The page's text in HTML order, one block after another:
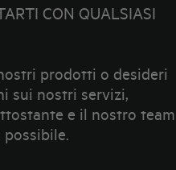
CON QUALSIASI
prodotti o desideri
sui nostri servizi,
e il nostro team